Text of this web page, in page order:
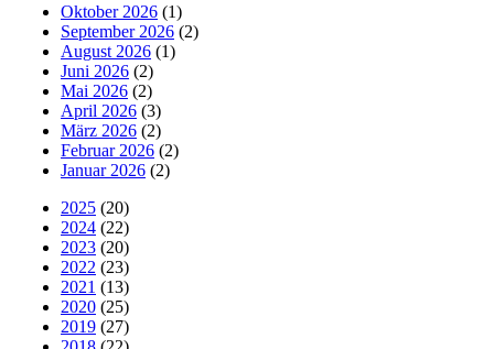
Oktober 2026 (1)
September 2026 (2)
August 2026 (1)
Juni 2026 (2)
Mai 2026 (2)
April 2026 (3)
März 2026 (2)
Februar 2026 (2)
Januar 2026 (2)
2025 (20)
2024 (22)
2023 (20)
2022 (23)
2021 (13)
2020 (25)
2019 (27)